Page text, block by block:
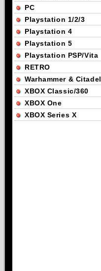
PC
Playstation 1/2/3
Playstation 4
Playstation 5
Playstation PSP/Vita
RETRO
Warhammer & Citadel
XBOX Classic/360
XBOX One
XBOX Series X